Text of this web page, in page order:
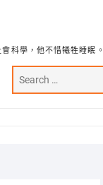
科學，他不惜犧牲睡眠。